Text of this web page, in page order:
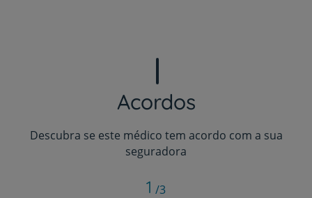
Acordos
Descubra se este médico tem acordo com a sua
seguradora
1 /3